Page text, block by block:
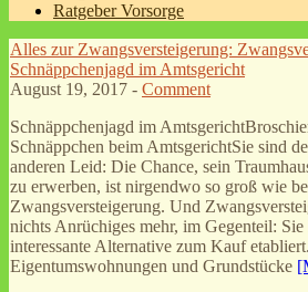
Ratgeber Vorsorge
Alles zur Zwangsversteigerung:
Schnäppchenjagd im Amtsgericht
August 19, 2017 - Comment
Schnäppchenjagd im
Schnäppchen beim AmtsgerichtSie sind
anderen Leid: Die Chance, sein
zu erwerben, ist nirgendwo so groß wie
Zwangsversteigerung. Und
nichts Anrüchiges mehr, im Gegenteil: Sie
interessante Alternative zum Kauf
Eigentumswohnungen und Grundstücke